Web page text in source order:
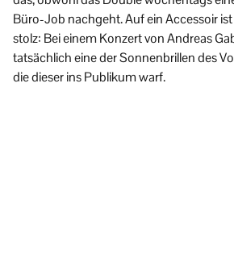
Büro-Job nachgeht. Auf ein Accessoir
stolz: Bei einem Konzert von Andreas
tatsächlich eine der Sonnenbrillen des
die dieser ins Publikum warf.